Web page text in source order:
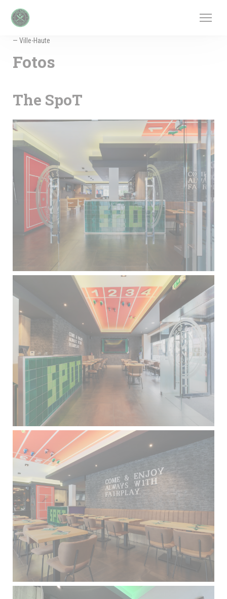
— Ville-Haute
Fotos
The SpoT